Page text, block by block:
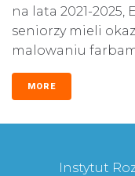
na lata 2021-2025,
seniorzy mieli
malowaniu
MORE
Instytut